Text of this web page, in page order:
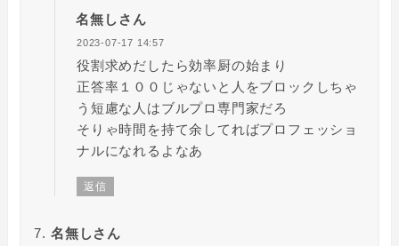
名無しさん
2023-07-17 14:57
役割求めだしたら効率厨の始まり
正答率１００じゃないと人をブロックしちゃ
う短慮な人はブルプロ専門家だろ
そりゃ時間を持て余してればプロフェッショ
ナルになれるよなあ
返信
名無しさん